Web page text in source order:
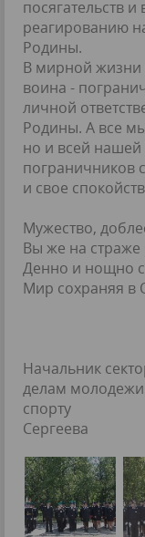
посягательств
реагированию
Родины.
В мирной жизни
воина -
личной
Родины. А все
но и всей
пограничников
и свое
Мужество,
Вы же на
Денно и нощно
Мир сохраняя в
Начальник
делам
Сергеева